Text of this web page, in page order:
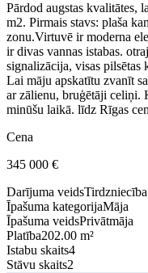
Pārdod augstas kvalitātes,
m2. Pirmais stavs: plaša
zonu.Virtuvē ir moderna
ir divas vannas istabas.
signalizācija, visas pilsētas
Lai māju apskatītu zvanīt
ar zālienu, bruģētāji celiņi.
minūšu laikā. līdz Rīgas
Cena
345 000 €
Darījuma veidsTirdzniecība
Īpašuma kategorijaMāja
Īpašuma veidsPrivātmāja
Platība202.00 m²
Istabu skaits4
Stāvu skaits2